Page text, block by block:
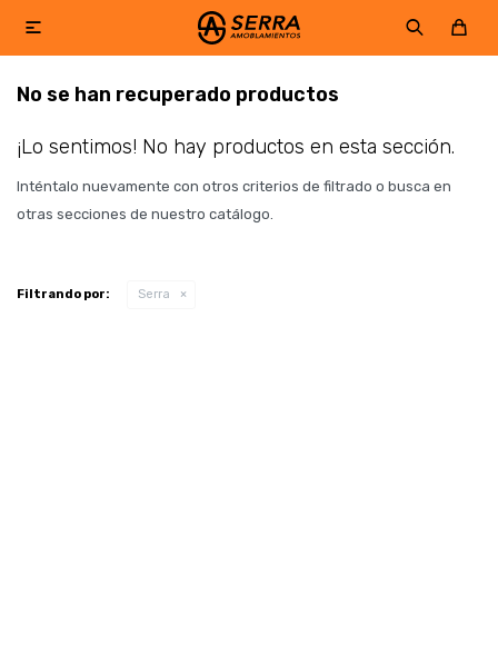

No se han recuperado productos
¡Lo sentimos! No hay productos en esta sección.
Inténtalo nuevamente con otros criterios de filtrado o busca en
otras secciones de nuestro catálogo.
Filtrando por: Serra